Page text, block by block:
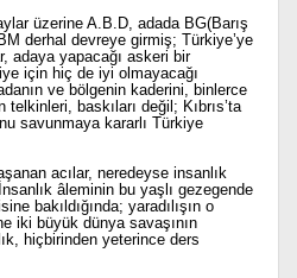
üzerine A.B.D, adada BG(Barış
derhal devreye girmiş; Türkiye’ye
adaya yapacağı askeri bir
için hiç de iyi olmayacağı
ve bölgenin kaderini, binlerce
baskıları değil; Kıbrıs’ta
savunmaya kararlı Türkiye
acılar, neredeyse insanlık
âleminin bu yaşlı gezegende
bakıldığında; yaradılışın o
iki büyük dünya savaşının
hiçbirinden yeterince ders